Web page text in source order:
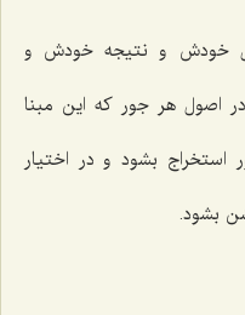
خودش و نتیجه خودش و
اصول هر جور كه این مبنا
استخراج بشود و در اختیار
بشود.